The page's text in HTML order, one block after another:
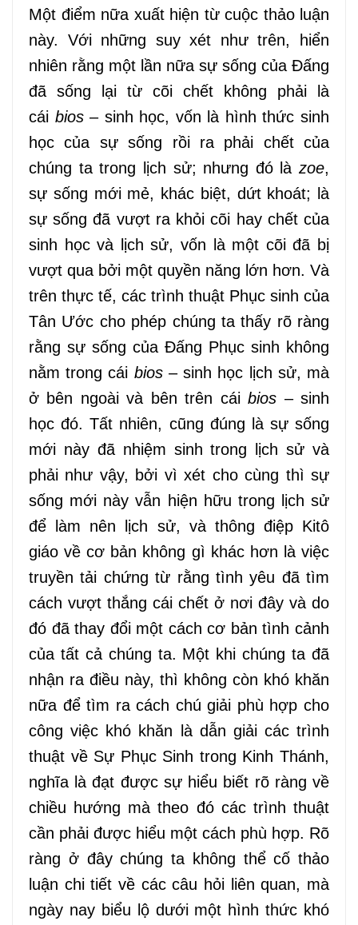
Một điểm nữa xuất hiện từ cuộc thảo luận
này. Với những suy xét như trên, hiển
nhiên rằng một lần nữa sự sống của Đấng
đã sống lại từ cõi chết không phải là
cái bios– sinh học, vốn là hình thức sinh
học của sự sống rồi ra phải chết của
chúng ta trong lịch sử; nhưng đó là zoe,
sự sống mới mẻ, khác biệt, dứt khoát; là
sự sống đã vượt ra khỏi cõi hay chết của
sinh học và lịch sử, vốn là một cõi đã bị
vượt qua bởi một quyền năng lớn hơn. Và
trên thực tế, các trình thuật Phục sinh của
Tân Ước cho phép chúng ta thấy rõ ràng
rằng sự sống của Đấng Phục sinh không
nằm trong cái bios– sinh học lịch sử, mà
ở bên ngoài và bên trên cáibios – sinh
học đó. Tất nhiên, cũng đúng là sự sống
mới này đã nhiệm sinh trong lịch sử và
phải như vậy, bởi vì xét cho cùng thì sự
sống mới này vẫn hiện hữu trong lịch sử
để làm nên lịch sử, và thông điệp Kitô
giáo về cơ bản không gì khác hơn là việc
truyền tải chứng từ rằng tình yêu đã tìm
cách vượt thắng cái chết ở nơi đây và do
đó đã thay đổi một cách cơ bản tình cảnh
của tất cả chúng ta. Một khi chúng ta đã
nhận ra điều này, thì không còn khó khăn
nữa để tìm ra cách chú giải phù hợp cho
công việc khó khăn là dẫn giải các trình
thuật về Sự Phục Sinh trong Kinh Thánh,
nghĩa là đạt được sự hiểu biết rõ ràng về
chiều hướng mà theo đó các trình thuật
cần phải được hiểu một cách phù hợp. Rõ
ràng ở đây chúng ta không thể cố thảo
luận chi tiết về các câu hỏi liên quan, mà
ngày nay biểu lộ dưới một hình thức khó